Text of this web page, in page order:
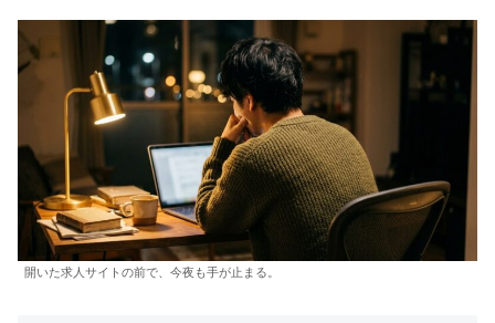
開いた求人サイトの前で、今夜も手が止まる。